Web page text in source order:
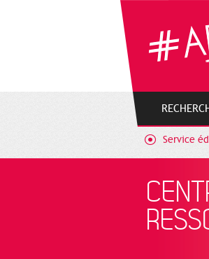
Service
Gestion de vos préférences sur les cookies